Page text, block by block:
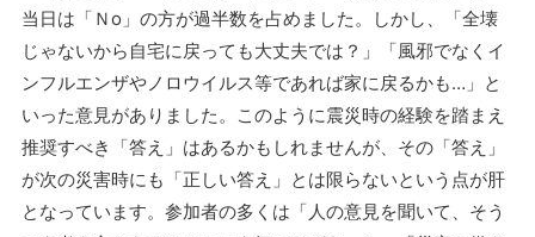
当日は「Ｎo」の方が過半数を占めました。しかし、「全壊
じゃないから自宅に戻っても大丈夫では？」「風邪でなくイ
ンフルエンザやノロウイルス等であれば家に戻るかも…」と
いった意見がありました。このように震災時の経験を踏まえ
推奨すべき「答え」はあるかもしれませんが、その「答え」
が次の災害時にも「正しい答え」とは限らないという点が肝
となっています。参加者の多くは「人の意見を聞いて、そう